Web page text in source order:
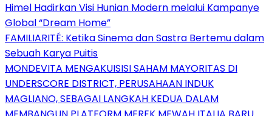
Himel Hadirkan Visi Hunian Modern melalui Kampanye
Global “Dream Home”
FAMILIARITÉ: Ketika Sinema dan Sastra Bertemu dalam
Sebuah Karya Puitis
MONDEVITA MENGAKUISISI SAHAM MAYORITAS DI
UNDERSCORE DISTRICT, PERUSAHAAN INDUK
MAGLIANO, SEBAGAI LANGKAH KEDUA DALAM